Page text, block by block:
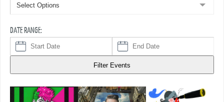
Select Options
DATE RANGE:
Filter Events